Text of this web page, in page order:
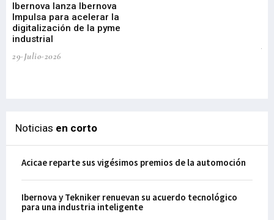
Ibernova lanza Ibernova
Impulsa para acelerar la
digitalización de la pyme
industrial
29-Julio-2026
Noticias en corto
Acicae reparte sus vigésimos premios de la automoción
Ibernova y Tekniker renuevan su acuerdo tecnológico
para una industria inteligente